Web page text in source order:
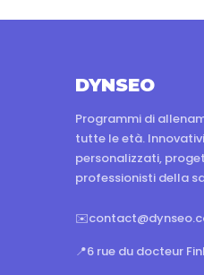
DYNSEO
Programmi di
tutte le età.
personalizzati,
professionisti della
✉️
📍6 rue du docteur